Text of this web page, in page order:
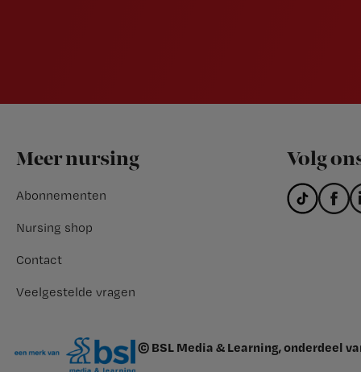
Footer
Meer nursing
Abonnementen
Nursing shop
Contact
Veelgestelde vragen
Volg
© BSL Media & Learning, onderdeel